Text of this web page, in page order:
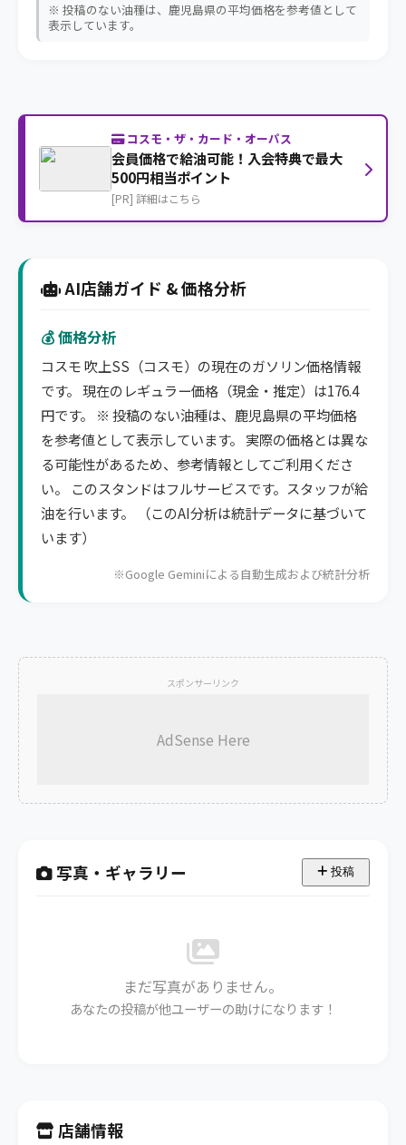
※ 投稿のない油種は、鹿児島県の平均価格を参考値として
表示しています。
コスモ・ザ・カード・オーパス
会員価格で給油可能！入会特典で最大
500円相当ポイント
[PR] 詳細はこちら
AI店舗ガイド & 価格分析
💰 価格分析
コスモ 吹上SS（コスモ）の現在のガソリン価格情報
です。 現在のレギュラー価格（現金・推定）は176.4
円です。 ※ 投稿のない油種は、鹿児島県の平均価格
を参考値として表示しています。 実際の価格とは異な
る可能性があるため、参考情報としてご利用くださ
い。 このスタンドはフルサービスです。スタッフが給
油を行います。 （このAI分析は統計データに基づいて
います）
※Google Geminiによる自動生成および統計分析
スポンサーリンク
AdSense Here
写真・ギャラリー 投稿
まだ写真がありません。
あなたの投稿が他ユーザーの助けになります！
店舗情報